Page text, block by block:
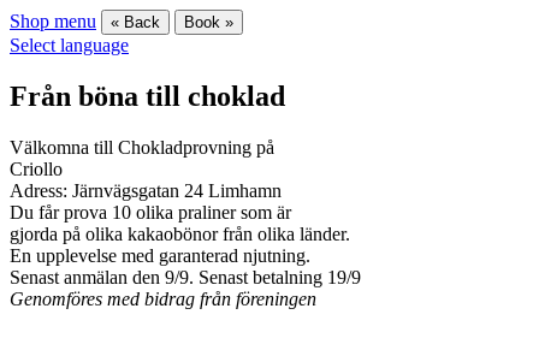
Shop menu « Back Book »
Select language
Från böna till choklad
Välkomna till Chokladprovning på
Criollo
Adress: Järnvägsgatan 24 Limhamn
Du får prova 10 olika praliner som är
gjorda på olika kakaobönor från olika länder.
En upplevelse med garanterad njutning.
Senast anmälan den 9/9. Senast betalning 19/9
Genomföres med bidrag från föreningen